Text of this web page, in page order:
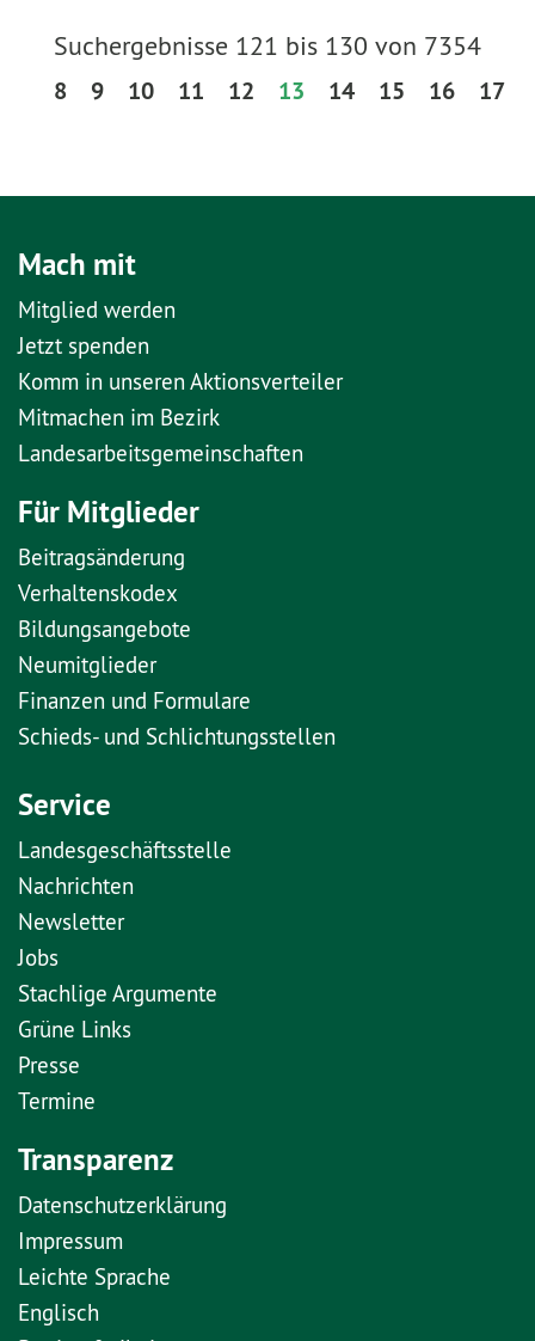
Suchergebnisse 121 bis 130 von 7354
8 9 10 11 12 13 14 15 16 17
Mach mit
Mitglied werden
Jetzt spenden
Komm in unseren Aktionsverteiler
Mitmachen im Bezirk
Landesarbeitsgemeinschaften
Für Mitglieder
Beitragsänderung
Verhaltenskodex
Bildungsangebote
Neumitglieder
Finanzen und Formulare
Schieds- und Schlichtungsstellen
Service
Landesgeschäftsstelle
Nachrichten
Newsletter
Jobs
Stachlige Argumente
Grüne Links
Presse
Termine
Transparenz
Datenschutzerklärung
Impressum
Leichte Sprache
Englisch